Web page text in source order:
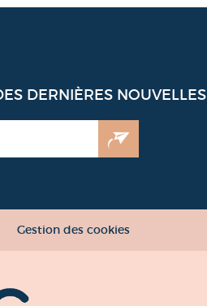
DERNIÈRES NOUVELLES
Gestion des cookies